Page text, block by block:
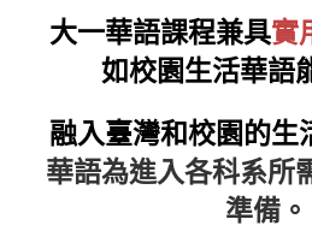
大一華語課程兼具實
如校園生活華語
融入臺灣和校園的生
華語為進入各科系所
準備。